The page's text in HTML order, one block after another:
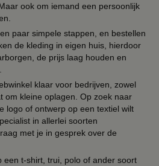
ook om iemand een persoonlijk
paar simpele stappen, en bestellen
de kleding in eigen huis, hierdoor
de prijs laag houden en
klaar voor bedrijven, zowel
om kleine oplagen. Op zoek naar
logo of ontwerp op een textiel wilt
in allerlei soorten
met je in gesprek over de
een t-shirt, trui, polo of ander soort